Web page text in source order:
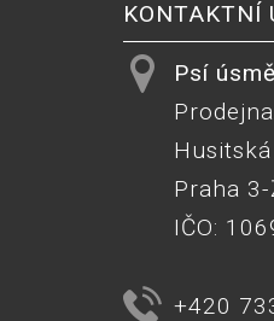
KONTAKTNÍ
Psí
Prodejna
Praha
IČO:
+420